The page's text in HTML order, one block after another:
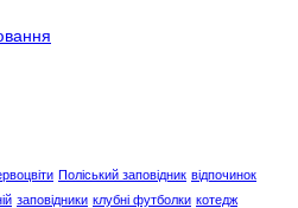
Поліський заповідник відпочинок
заповідники клубні футболки котедж